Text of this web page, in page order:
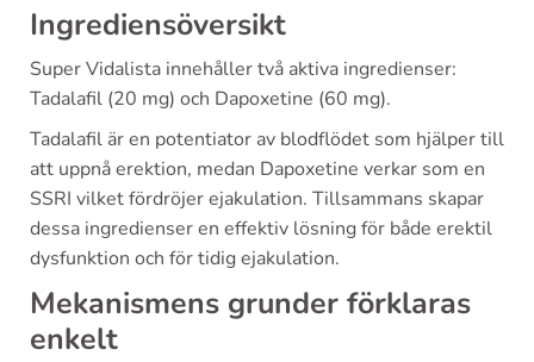
Ingrediensöversikt
Super Vidalista innehåller två aktiva ingredienser:
Tadalafil (20 mg) och Dapoxetine (60 mg).
Tadalafil är en potentiator av blodflödet som hjälper till
att uppnå erektion, medan Dapoxetine verkar som en
SSRI vilket fördröjer ejakulation. Tillsammans skapar
dessa ingredienser en effektiv lösning för både erektil
dysfunktion och för tidig ejakulation.
Mekanismens grunder förklaras
enkelt